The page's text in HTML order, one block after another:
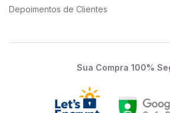
Depoimentos de Clientes
Sua Compra 100%